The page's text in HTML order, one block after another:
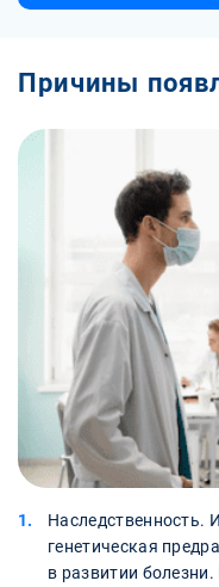
Причины
Наследственность.
генетическая
в развитии